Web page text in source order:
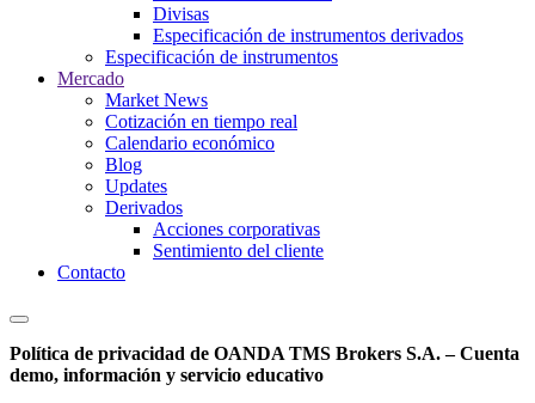
Divisas
Especificación de instrumentos derivados
Especificación de instrumentos
Mercado
Market News
Cotización en tiempo real
Calendario económico
Blog
Updates
Derivados
Acciones corporativas
Sentimiento del cliente
Contacto
Política de privacidad de OANDA TMS Brokers S.A. – Cuenta
demo, información y servicio educativo